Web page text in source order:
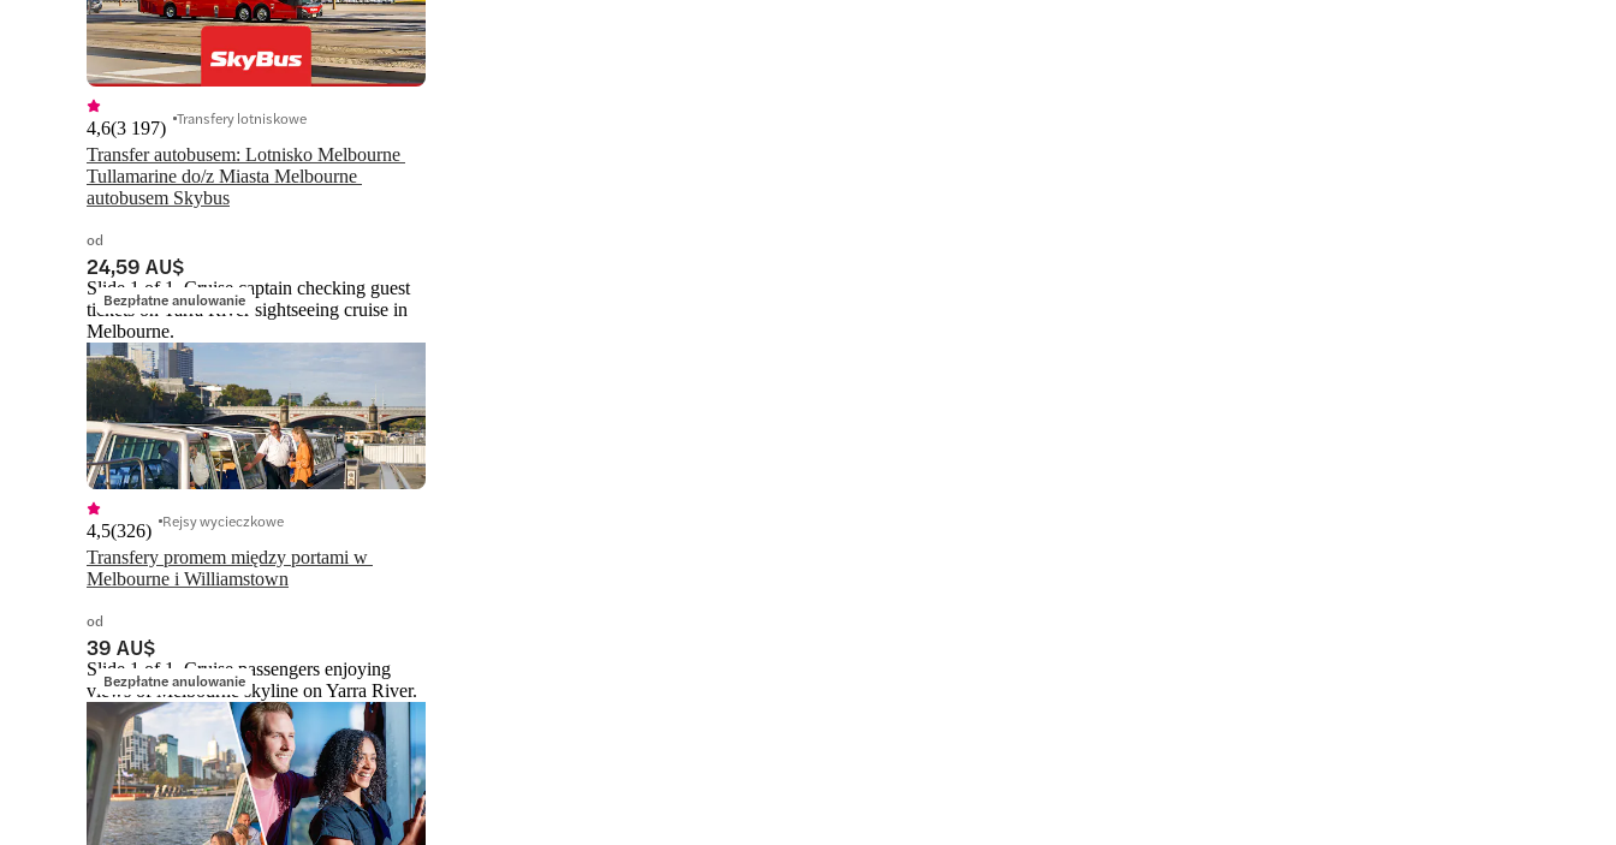
Transfer autobusem: Lotnisko Melbourne
Tullamarine do/z Miasta Melbourne
autobusem Skybus
4,6(3 197) Transfery lotniskowe
od
24,59 AU$
Bezpłatne anulowanie
Slide 1 of 1, Cruise captain checking guest
tickets on Yarra River sightseeing cruise in
Melbourne.
Transfery promem między portami w
Melbourne i Williamstown
4,5(326) Rejsy wycieczkowe
od
39 AU$
Bezpłatne anulowanie
Slide 1 of 1, Cruise passengers enjoying
views of Melbourne skyline on Yarra River.